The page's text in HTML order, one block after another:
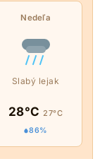
Nedeľa
Slabý lejak
28°C27°C
86%